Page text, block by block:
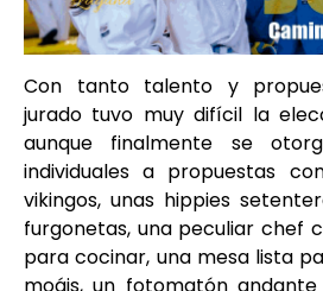
Con tanto talento y
jurado tuvo muy difícil la
aunque finalmente se
individuales a propuestas
vikingos, unas hippies
furgonetas, una peculiar chef
para cocinar, una mesa lista
moáis, un fotomatón